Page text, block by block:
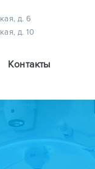
д. 6
д. 10
Контакты